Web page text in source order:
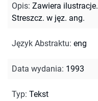
Opis: Zawiera ilustracje.
Streszcz. w jęz. ang.
Język Abstraktu: eng
Data wydania: 1993
Typ: Tekst